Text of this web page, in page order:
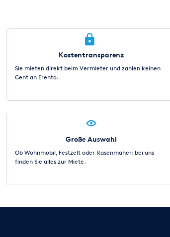
Kostentransparenz
Sie mieten direkt beim Vermieter und zahlen keinen
Cent an Erento.
Große Auswahl
Ob Wohnmobil, Festzelt oder Rasenmäher: bei uns
finden Sie alles zur Miete.